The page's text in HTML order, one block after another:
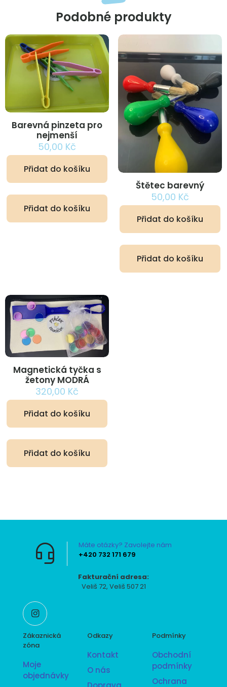
Podobné produkty
Barevná pinzeta pro
nejmenší
50,00 Kč
Přidat do košíku
Přidat do košíku
Štětec barevný
50,00 Kč
Přidat do košíku
Přidat do košíku
Magnetická tyčka s
žetony MODRÁ
320,00 Kč
Přidat do košíku
Přidat do košíku
+420 732 171 679
Máte otázky? Zavolejte nám
Fakturační adresa:
Veliš 72, Veliš 507 21
Zákaznická
zóna
Moje
objednávky
Odkazy
Kontakt
O nás
Podmínky
Obchodní
podmínky
Ochrana